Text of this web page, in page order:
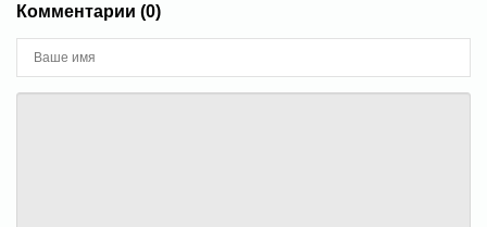
Комментарии (0)